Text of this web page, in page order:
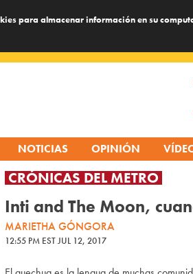
para almacenar información en su
NOTICIAS OPINIÓN
CRÓNICAS DEL METRO
Inti and The Moon,
MARIETHA GÓNGORA
12:55 PM EST JUL 12, 2017